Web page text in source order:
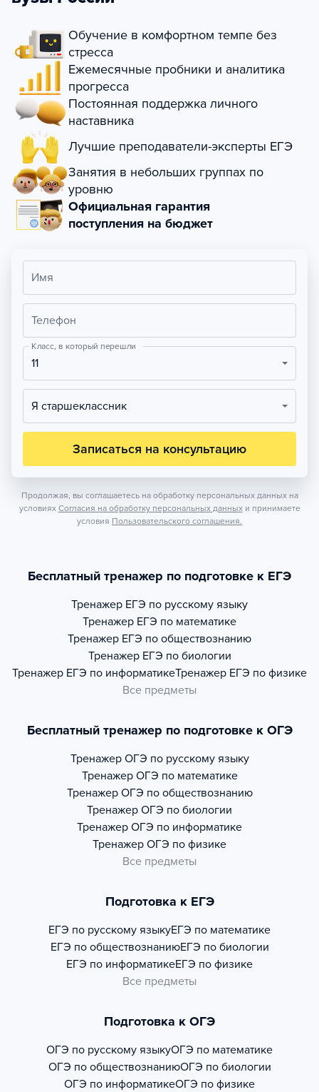
Обучение в комфортном темпе без
стресса
Ежемесячные пробники и аналитика
прогресса
Постоянная поддержка личного
наставника
Лучшие преподаватели-эксперты ЕГЭ
Занятия в небольших группах по
уровню
Официальная гарантия
поступления на бюджет
Имя
Телефон
Класс, в который перешли
11
Я старшеклассник
Записаться на консультацию
Продолжая, вы соглашаетесь на обработку персональных данных на
условиях Согласия на обработку персональных данных и принимаете
условия Пользовательского соглашения.
Бесплатный тренажер по подготовке к ЕГЭ
Тренажер ЕГЭ по русскому языку
Тренажер ЕГЭ по математике
Тренажер ЕГЭ по обществознанию
Тренажер ЕГЭ по биологии
Тренажер ЕГЭ по информатикеТренажер ЕГЭ по физике
Все предметы
Бесплатный тренажер по подготовке к ОГЭ
Тренажер ОГЭ по русскому языку
Тренажер ОГЭ по математике
Тренажер ОГЭ по обществознанию
Тренажер ОГЭ по биологии
Тренажер ОГЭ по информатике
Тренажер ОГЭ по физике
Все предметы
Подготовка к ЕГЭ
ЕГЭ по русскому языкуЕГЭ по математике
ЕГЭ по обществознаниюЕГЭ по биологии
ЕГЭ по информатикеЕГЭ по физике
Все предметы
Подготовка к ОГЭ
ОГЭ по русскому языкуОГЭ по математике
ОГЭ по обществознаниюОГЭ по биологии
ОГЭ по информатикеОГЭ по физике